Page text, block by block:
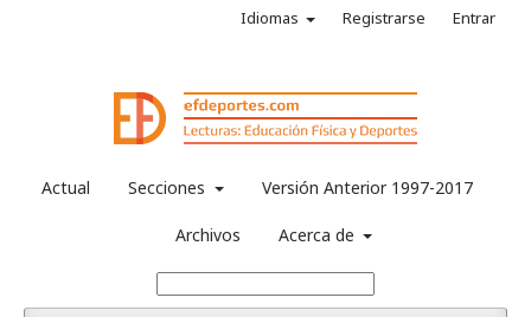
Actual Secciones Versión Anterior 1997-2017
Archivos Acerca de
Idiomas Registrarse Entrar